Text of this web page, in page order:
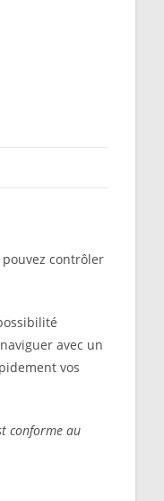
contrôler
avec un
vos
conforme au